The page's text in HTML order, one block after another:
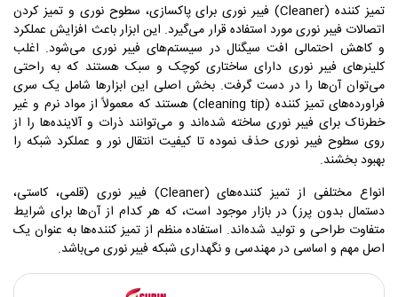
تمیز کننده (Cleaner) فیبر نوری برای پاکسازی، سطوح نوری و تمیز کردن
اتصالات فیبر نوری مورد استفاده قرار می‌گیرد. این ابزار باعث افزایش عملکرد
و کاهش احتمالی افت سیگنال در سیستم‌های فیبر نوری می‌شود. اغلب
کلینرهای فیبر نوری دارای ساختاری کوچک و سبک هستند که به راحتی
می‌توان آن‌ها را در دست گرفت. بخش اصلی این ابزارها شامل یک سری
فراورده‌های تمیز کننده (cleaning tip) هستند که معمولاً از مواد نرم و غیر
خطرناک برای فیبر نوری ساخته شده‌اند و می‌توانند ذرات و آلاینده‌ها را از
روی سطوح فیبر نوری حذف نموده تا کیفیت انتقال نور و عملکرد شبکه را
بهبود بخشند.
انواع مختلفی از تمیز کننده‌های (Cleaner) فیبر نوری (قلمی، کاستی،
دستمال بدون پرز) در بازار موجود است، که هر کدام از آن‌ها برای شرایط
متفاوت طراحی و تولید شده‌اند. استفاده منظم از تمیز کننده‌ها به عنوان یک
اصل مهم و اساسی در مهندسی و نگهداری شبکه فیبر نوری می‌باشد.